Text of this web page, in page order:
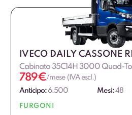
IVECO DAILY CASSONE
Cabinato 35C14H 3000 Quad-
789€/mese (IVA escl.)
Anticipo:6.500 Mesi:48
FURGONI